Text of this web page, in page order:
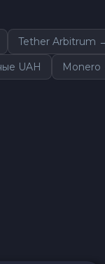
Tether Arbitrum
UAH Monero